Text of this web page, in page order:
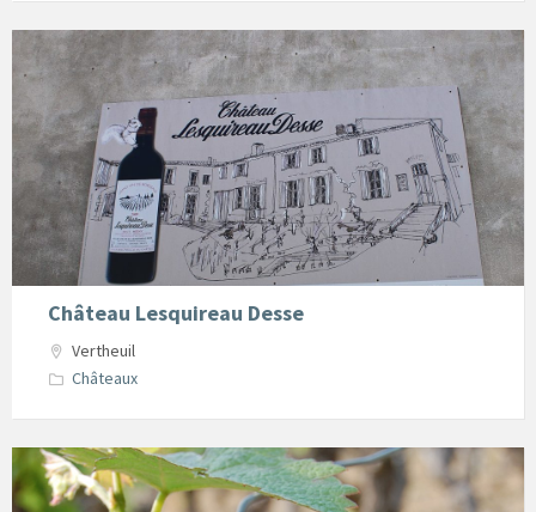
Château
Lesquireau
Vertheuil
Château Lesquireau Desse
Vertheuil
Châteaux
oenotourisme2